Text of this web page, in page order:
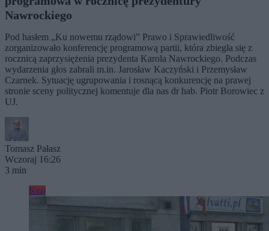
Nawrockiego
Pod hasłem „Ku nowemu rządowi” Prawo i Sprawiedliwość
zorganizowało konferencję programową partii, która zbiegła się z
rocznicą zaprzysiężenia prezydenta Karola Nawrockiego. Podczas
wydarzenia głos zabrali m.in. Jarosław Kaczyński i Przemysław
Czarnek. Sytuację ugrupowania i rosnącą konkurencję na prawej
stronie sceny politycznej komentuje dla nas dr hab. Piotr Borowiec z
UJ.
Tomasz Pałasz
Wczoraj 16:26
3 min
Kraj